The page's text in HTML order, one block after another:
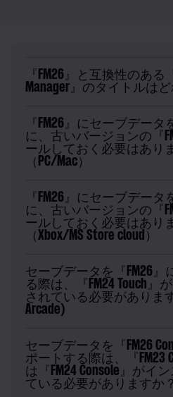
『FM26』と互換性のある
Manager』のタイトルは
『FM26』にセーブデー
に、古いバージョンの『
ールしておく必要はあり
（PC/Mac）
『FM26』にセーブデー
に、古いバージョンの『
ールしておく必要はあり
（Xbox/MS Store cloud）
セーブデータを『FM26』
る際は、『FM24 Touch』
されている必要がありま
Arcade)
セーブデータを『FM26
ポートする際は、『FM23
は『FM24 Console』がイ
ている必要がありますか？